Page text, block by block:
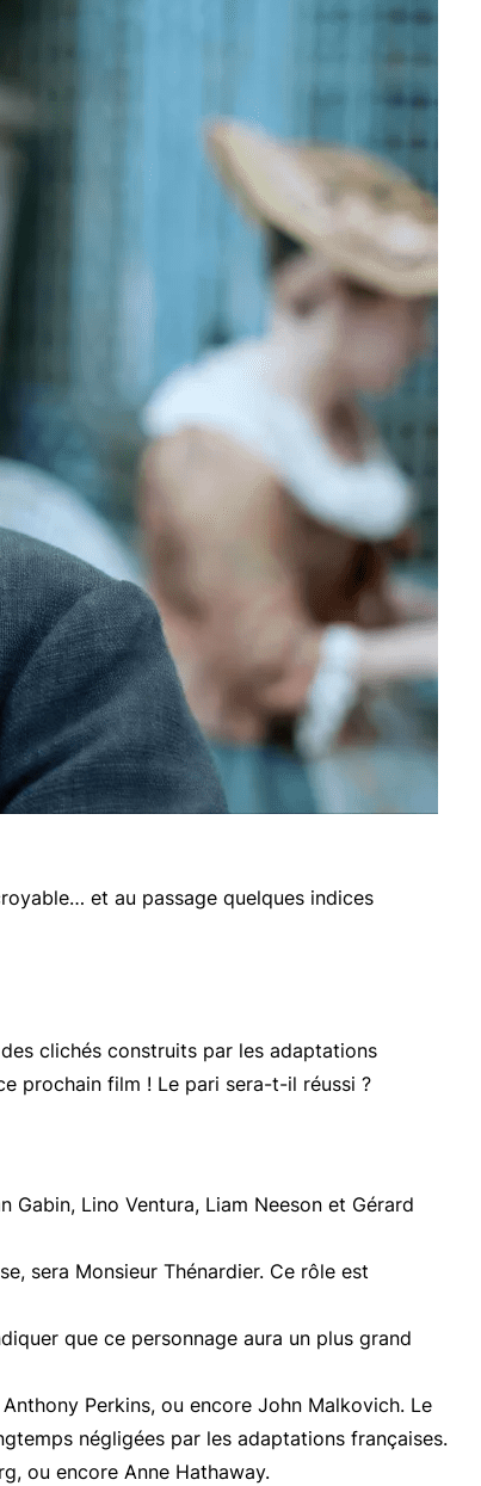
et au passage quelques indices
clichés construits par les adaptations
prochain film ! Le pari sera-t-il réussi ?
Gabin, Lino Ventura, Liam Neeson et Gérard
sera Monsieur Thénardier. Ce rôle est
que ce personnage aura un plus grand
Perkins, ou encore John Malkovich. Le
négligées par les adaptations françaises.
ou encore Anne Hathaway.